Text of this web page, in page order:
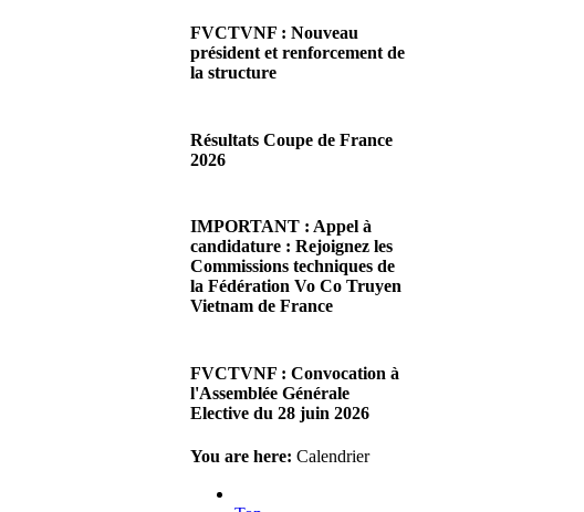
FVCTVNF : Nouveau
président et renforcement de
la structure
Chères Présidentes, chers
Présidents,Ce dimanche 28 juin
Lire la suite...
Résultats Coupe de France
2026
Cliquez sur ce lien pour
accéder aux résultats
Lire la suite...
IMPORTANT : Appel à
candidature : Rejoignez les
Commissions techniques de
la Fédération Vo Co Truyen
Vietnam de France
Madame la Présidente,
Monsieur le Président,Suite à
notre premier appel afin
Lire la suite...
FVCTVNF : Convocation à
l'Assemblée Générale
Elective du 28 juin 2026
23/05/2026 23:00
Présidents,Veuillez trouver ci-
You are here: Calendrier